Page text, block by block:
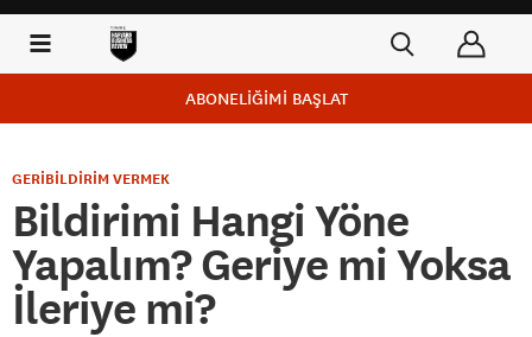
ABONELİĞİMİ BAŞLAT
GERİBİLDİRİM VERMEK
Bildirimi Hangi Yöne
Yapalım? Geriye mi Yoksa
İleriye mi?